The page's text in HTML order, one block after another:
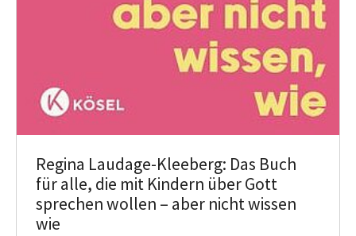
Regina Laudage-Kleeberg: Das Buch
für alle, die mit Kindern über Gott
sprechen wollen – aber nicht wissen
wie